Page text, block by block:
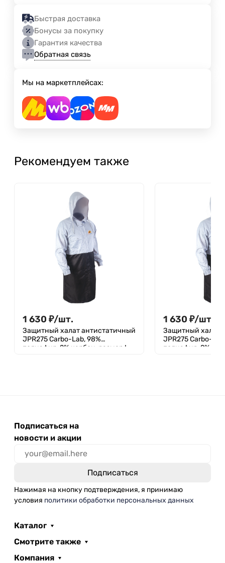
Быстрая доставка
Бонусы за покупку
Гарантия качества
Обратная связь
Мы на маркетплейсах:
Рекомендуем также
1 630 ₽/шт.
Защитный халат антистатичный
JPR275 Carbo-Lab, 98%
полиэфир, 2% карбон, размер L,
1 630 ₽/шт.
Защитный халат
JPR275 Carbo-
полиэфир, 2%
Подписаться на
новости и акции
Нажимая на кнопку подтверждения, я принимаю
условия политики обработки персональных данных
Каталог
Смотрите также
Компания